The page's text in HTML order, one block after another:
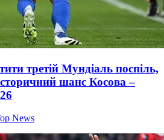
третій Мундіаль поспіль,
шанс Косова –
News